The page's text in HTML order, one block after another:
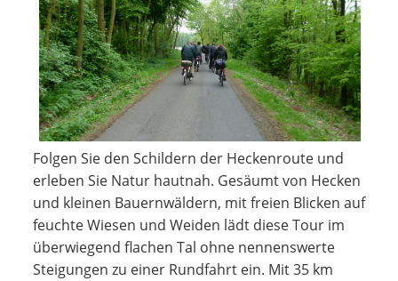
Folgen Sie den Schildern der Heckenroute und
erleben Sie Natur hautnah. Gesäumt von Hecken
und kleinen Bauernwäldern, mit freien Blicken auf
feuchte Wiesen und Weiden lädt diese Tour im
überwiegend flachen Tal ohne nennenswerte
Steigungen zu einer Rundfahrt ein. Mit 35 km